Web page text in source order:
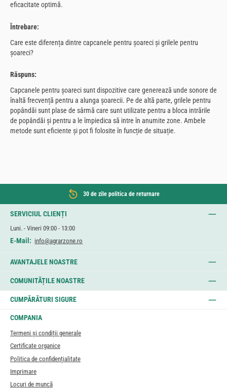
eficacitate optimă.
Întrebare:
Care este diferența dintre capcanele pentru șoareci și grilele pentru
șoareci?
Răspuns:
Capcanele pentru șoareci sunt dispozitive care generează unde sonore de
înaltă frecvență pentru a alunga șoarecii. Pe de altă parte, grilele pentru
popândăi sunt plase de sârmă care sunt utilizate pentru a bloca intrările
de popândăi și pentru a le împiedica să intre în anumite zone. Ambele
metode sunt eficiente și pot fi folosite în funcție de situație.
30 de zile politica de returnare
SERVICIUL CLIENȚI
Luni. - Vineri 09:00 - 13:00
E-Mail: info@agrarzone.ro
AVANTAJELE NOASTRE
COMUNITĂȚILE NOASTRE
CUMPĂRĂTURI SIGURE
COMPANIA
Termeni și condiții generale
Certificate organice
Politica de confidențialitate
Imprimare
Locuri de muncă